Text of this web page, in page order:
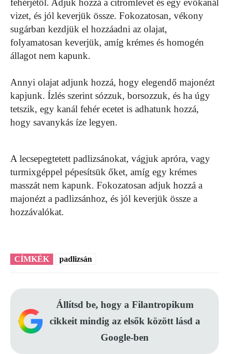
fehérjétől. Adjuk hozzá a citromlevet és egy evőkanál
vizet, és jól keverjük össze. Fokozatosan, vékony
sugárban kezdjük el hozzáadni az olajat,
folyamatosan keverjük, amíg krémes és homogén
állagot nem kapunk.
Annyi olajat adjunk hozzá, hogy elegendő majonézt
kapjunk. Ízlés szerint sózzuk, borsozzuk, és ha úgy
tetszik, egy kanál fehér ecetet is adhatunk hozzá,
hogy savanykás íze legyen.
A lecsepegtetett padlizsánokat, vágjuk apróra, vagy
turmixgéppel pépesítsük őket, amíg egy krémes
masszát nem kapunk. Fokozatosan adjuk hozzá a
majonézt a padlizsánhoz, és jól keverjük össze a
hozzávalókat.
CÍMKÉK padlizsán
Állítsd be, hogy a Filantropikum
cikkeit mindig az elsők között lásd a
Google-ben